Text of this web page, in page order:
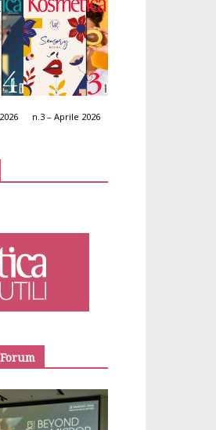
n.3 – Aprile 2026